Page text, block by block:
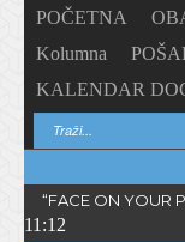
POČETNA
Kolumna
KALENDAR
“FACE ON YOUR
11:12